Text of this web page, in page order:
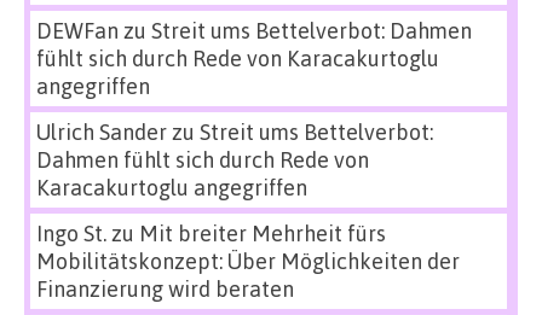
DEWFan zu Streit ums Bettelverbot: Dahmen
fühlt sich durch Rede von Karacakurtoglu
angegriffen
Ulrich Sanderzu Streit ums Bettelverbot:
Dahmen fühlt sich durch Rede von
Karacakurtoglu angegriffen
Ingo St.zu Mit breiter Mehrheit fürs
Mobilitätskonzept: Über Möglichkeiten der
Finanzierung wird beraten